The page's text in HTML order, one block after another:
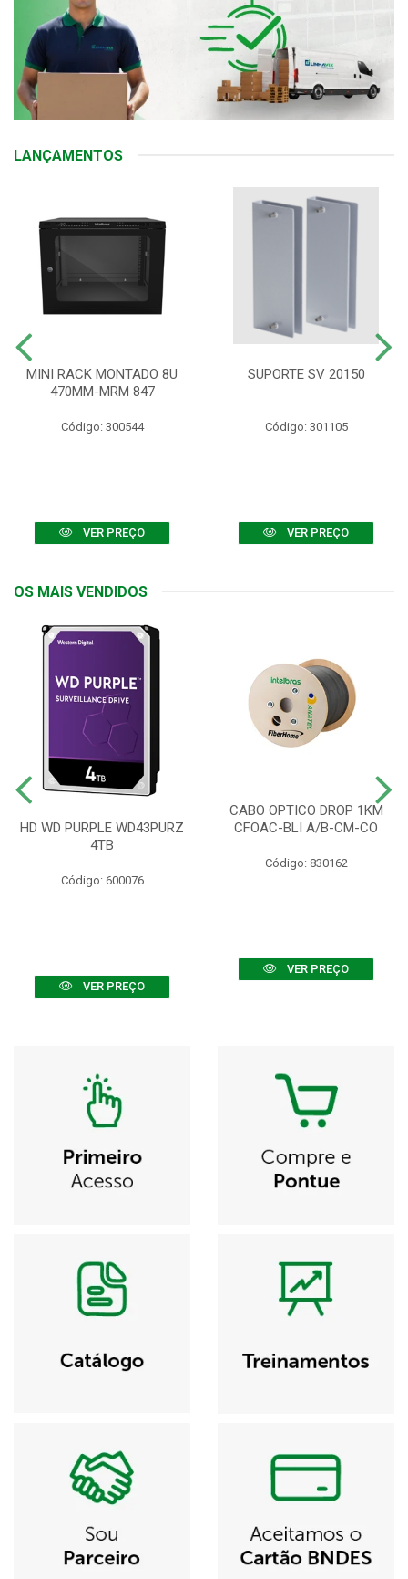
LANÇAMENTOS
MINI RACK MONTADO 8U
470MM-MRM 847
Código: 300544
VER PREÇO
SUPORTE SV 20150
Código: 301105
VER PREÇO
OS MAIS VENDIDOS
HD WD PURPLE WD43PURZ
4TB
Código: 600076
VER PREÇO
CABO OPTICO DROP 1KM
CFOAC-BLI A/B-CM-CO
Código: 830162
VER PREÇO